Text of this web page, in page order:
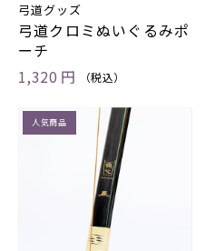
弓道グッズ
弓道クロミぬいぐるみポ
ーチ
1,320 円
（税込）
人気商品